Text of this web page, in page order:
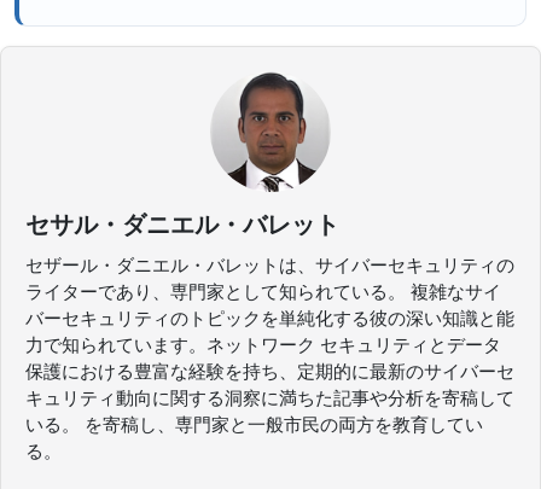
セサル・ダニエル・バレット
セザール・ダニエル・バレットは、サイバーセキュリティの
ライターであり、専門家として知られている。 複雑なサイ
バーセキュリティのトピックを単純化する彼の深い知識と能
力で知られています。ネットワーク セキュリティとデータ
保護における豊富な経験を持ち、定期的に最新のサイバーセ
キュリティ動向に関する洞察に満ちた記事や分析を寄稿して
いる。 を寄稿し、専門家と一般市民の両方を教育してい
る。